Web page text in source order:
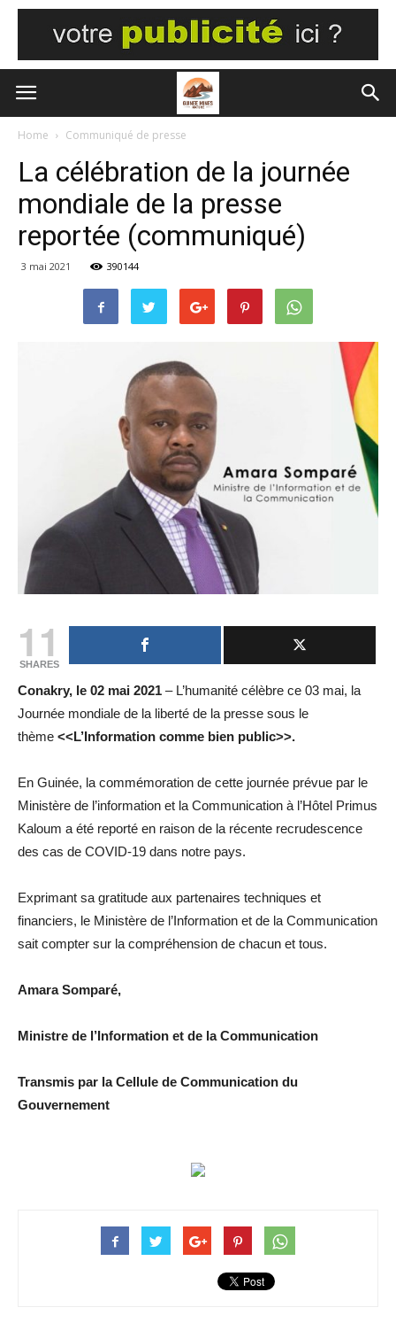
Home Communiqué de presse
La célébration de la journée
mondiale de la presse
reportée (communiqué)
3 mai 2021 390144
11
SHARES
Conakry, le 02 mai 2021 – L’humanité célèbre ce 03 mai, la
Journée mondiale de la liberté de la presse sous le
thème <<L’Information comme bien public>>.
En Guinée, la commémoration de cette journée prévue par le
Ministère de l’information et la Communication à l’Hôtel Primus
Kaloum a été reporté en raison de la récente recrudescence
des cas de COVID-19 dans notre pays.
Exprimant sa gratitude aux partenaires techniques et
financiers, le Ministère de l’Information et de la Communication
sait compter sur la compréhension de chacun et tous.
Amara Somparé,
Ministre de l’Information et de la Communication
Transmis par la Cellule de Communication du
Gouvernement